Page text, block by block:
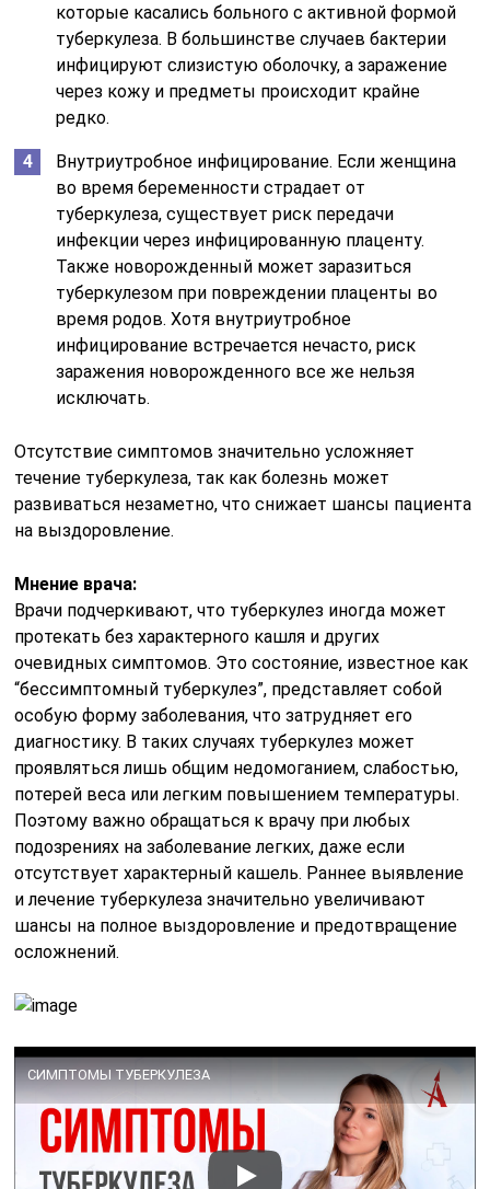
которые касались больного с активной формой
туберкулеза. В большинстве случаев бактерии
инфицируют слизистую оболочку, а заражение
через кожу и предметы происходит крайне
редко.
Внутриутробное инфицирование. Если женщина
во время беременности страдает от
туберкулеза, существует риск передачи
инфекции через инфицированную плаценту.
Также новорожденный может заразиться
туберкулезом при повреждении плаценты во
время родов. Хотя внутриутробное
инфицирование встречается нечасто, риск
заражения новорожденного все же нельзя
исключать.
Отсутствие симптомов значительно усложняет
течение туберкулеза, так как болезнь может
развиваться незаметно, что снижает шансы пациента
на выздоровление.
Мнение врача:
Врачи подчеркивают, что туберкулез иногда может
протекать без характерного кашля и других
очевидных симптомов. Это состояние, известное как
“бессимптомный туберкулез”, представляет собой
особую форму заболевания, что затрудняет его
диагностику. В таких случаях туберкулез может
проявляться лишь общим недомоганием, слабостью,
потерей веса или легким повышением температуры.
Поэтому важно обращаться к врачу при любых
подозрениях на заболевание легких, даже если
отсутствует характерный кашель. Раннее выявление
и лечение туберкулеза значительно увеличивают
шансы на полное выздоровление и предотвращение
осложнений.
СИМПТОМЫ ТУБЕРКУЛЕЗА